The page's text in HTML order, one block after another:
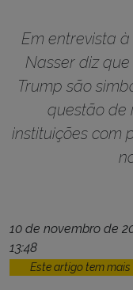
Em entrevista
Nasser diz
Trump são
questão de
instituições com
10 de novembro de
13:48
Este artigo tem mais